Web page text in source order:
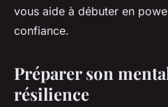
vous aide à débuter en
confiance.
Préparer son
résilience